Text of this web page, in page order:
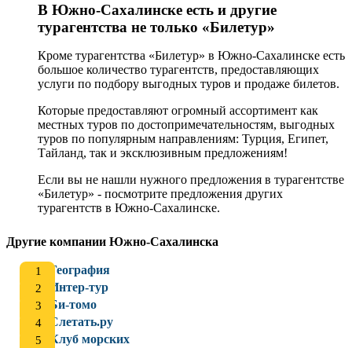
В Южно-Сахалинске есть и другие
турагентства не только «Билетур»
Кроме турагентства «Билетур» в Южно-Сахалинске есть
большое количество турагентств, предоставляющих
услуги по подбору выгодных туров и продаже билетов.
Которые предоставляют огромный ассортимент как
местных туров по достопримечательностям, выгодных
туров по популярным направлениям: Турция, Египет,
Тайланд, так и эксклюзивным предложениям!
Если вы не нашли нужного предложения в турагентстве
«Билетур» - посмотрите предложения других
турагентств в Южно-Сахалинске.
Другие компании Южно-Сахалинска
География
Интер-тур
Би-томо
Слетать.ру
Клуб морских